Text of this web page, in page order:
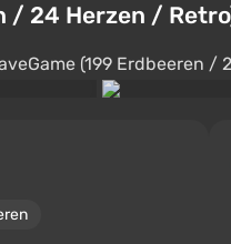
/ 24 Herzen /